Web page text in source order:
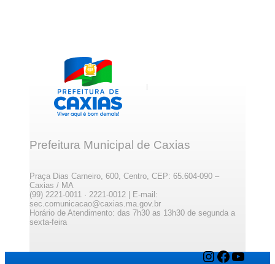
Prefeitura Municipal de Caxias
Praça Dias Carneiro, 600, Centro, CEP: 65.604-090 –
Caxias / MA
(99) 2221-0011 · 2221-0012 | E-mail:
sec.comunicacao@caxias.ma.gov.br
Horário de Atendimento: das 7h30 as 13h30 de segunda a
sexta-feira
InstagramFacebook YouTube